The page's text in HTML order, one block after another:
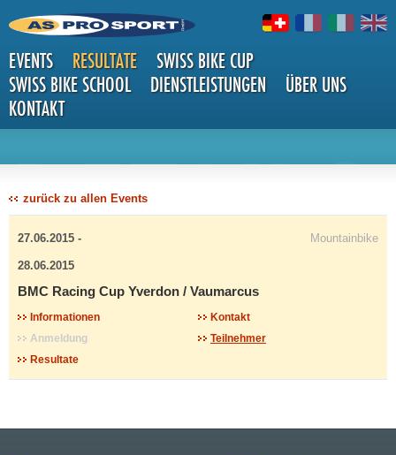
EVENTS RESULTATE
SWISS BIKE CUP
SWISS BIKE SCHOOL
DIENSTLEISTUNGEN
ÜBER UNS
KONTAKT
DETAILS
zurück zu allen Events
27.06.2015 -
28.06.2015
Mountainbike
BMC Racing Cup Yverdon / Vaumarcus
Informationen
Kontakt
Anmeldung
Teilnehmer
Resultate